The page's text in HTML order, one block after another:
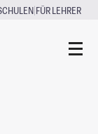
|FÜR LEHRER